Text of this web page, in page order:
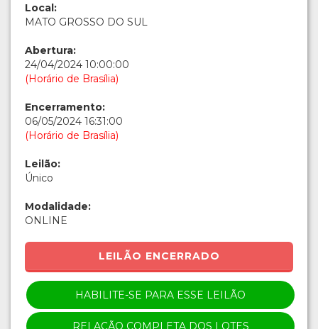
Local:
MATO GROSSO DO SUL
Abertura:
24/04/2024 10:00:00
(Horário de Brasília)
Encerramento:
06/05/2024 16:31:00
(Horário de Brasília)
Leilão:
Único
Modalidade:
ONLINE
LEILÃO ENCERRADO
HABILITE-SE PARA ESSE LEILÃO